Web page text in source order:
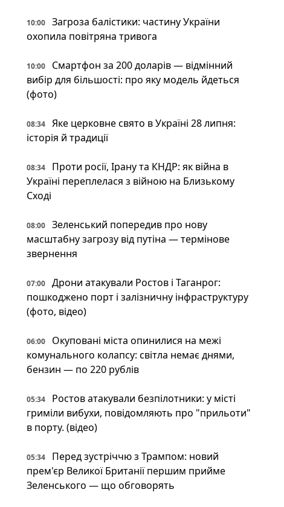
10:00
Загроза балістики: частину України
охопила повітряна тривога
10:00
Смартфон за 200 доларів — відмінний
вибір для більшості: про яку модель йдеться
(фото)
08:34
Яке церковне свято в Україні 28 липня:
історія й традиції
08:34
Проти росії, Ірану та КНДР: як війна в
Україні переплелася з війною на Близькому
Сході
08:00
Зеленський попередив про нову
масштабну загрозу від путіна — термінове
звернення
07:00
Дрони атакували Ростов і Таганрог:
пошкоджено порт і залізничну інфраструктуру
(фото, відео)
06:00
Окуповані міста опинилися на межі
комунального колапсу: світла немає днями,
бензин — по 220 рублів
05:34
Ростов атакували безпілотники: у місті
гриміли вибухи, повідомляють про "прильоти"
в порту. (відео)
05:34
Перед зустріччю з Трампом: новий
прем'єр Великої Британії першим прийме
Зеленського — що обговорять